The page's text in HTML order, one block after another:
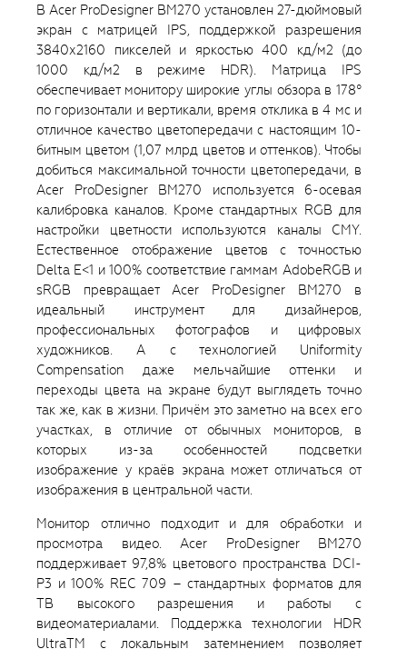
В Acer ProDesigner BM270 установлен 27-дюймовый
экран с матрицей IPS, поддержкой разрешения
3840х2160 пикселей и яркостью 400 кд/м2 (до
1000 кд/м2 в режиме HDR). Матрица IPS
обеспечивает монитору широкие углы обзора в 178°
по горизонтали и вертикали, время отклика в 4 мс и
отличное качество цветопередачи с настоящим 10-
битным цветом (1,07 млрд цветов и оттенков). Чтобы
добиться максимальной точности цветопередачи, в
Acer ProDesigner BM270 используется 6-осевая
калибровка каналов. Кроме стандартных RGB для
настройки цветности используются каналы CMY.
Естественное отображение цветов с точностью
Delta E<1 и 100% соответствие гаммам AdobeRGB и
sRGB превращает Acer ProDesigner BM270 в
идеальный инструмент для дизайнеров,
профессиональных фотографов и цифровых
художников. А с технологией Uniformity
Compensation даже мельчайшие оттенки и
переходы цвета на экране будут выглядеть точно
так же, как в жизни. Причём это заметно на всех его
участках, в отличие от обычных мониторов, в
которых из-за особенностей подсветки
изображение у краёв экрана может отличаться от
изображения в центральной части.
Монитор отлично подходит и для обработки и
просмотра видео. Acer ProDesigner BM270
поддерживает 97,8% цветового пространства DCI-
P3 и 100% REC 709 – стандартных форматов для
ТВ высокого разрешения и работы с
видеоматериалами. Поддержка технологии HDR
UltraTM с локальным затемнением позволяет